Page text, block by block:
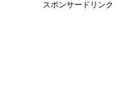
スポンサードリンク